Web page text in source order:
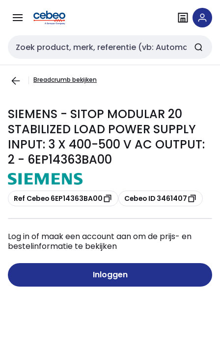
naar
naar
Zoekveld invoer
Breadcrumb bekijken
SIEMENS - SITOP MODULAR 20
STABILIZED LOAD POWER SUPPLY
INPUT: 3 X 400-500 V AC OUTPUT:
2 - 6EP14363BA00
Kopiëren
Ref Cebeo 6EP14363BA00 Kopiëren
Cebeo ID 3461407
Log in of maak een account aan om de prijs- en
bestelinformatie te bekijken
Inloggen